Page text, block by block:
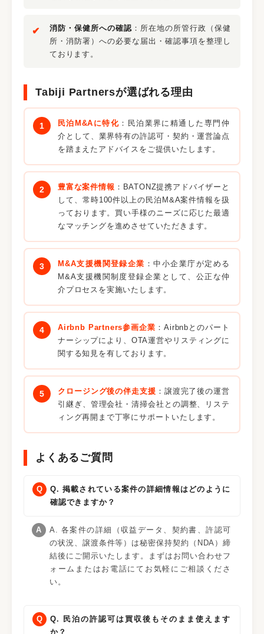
消防・保健所への確認 ：所在地の所管行政（保健
所・消防署）への必要な届出・確認事項を整理し
ております。
Tabiji Partnersが選ばれる理由
民泊M&Aに特化 ：民泊業界に精通した専門仲
介として、業界特有の許認可・契約・運営論点
を踏まえたアドバイスをご提供いたします。
豊富な案件情報 ：BATONZ提携アドバイザーと
して、常時100件以上の民泊M&A案件情報を扱
っております。買い手様のニーズに応じた最適
なマッチングを進めさせていただきます。
M&A支援機関登録企業 ：中小企業庁が定める
M&A支援機関制度登録企業として、公正な仲
介プロセスを実施いたします。
Airbnb Partners参画企業 ：Airbnbとのパート
ナーシップにより、OTA運営やリスティングに
関する知見を有しております。
クロージング後の伴走支援 ：譲渡完了後の運営
引継ぎ、管理会社・清掃会社との調整、リステ
ィング再開まで丁寧にサポートいたします。
よくあるご質問
Q. 掲載されている案件の詳細情報はどのように
確認できますか？
A. 各案件の詳細（収益データ、契約書、許認可
の状況、譲渡条件等）は秘密保持契約（NDA）締
結後にご開示いたします。まずはお問い合わせフ
ォームまたはお電話にてお気軽にご相談くださ
い。
Q. 民泊の許認可は買収後もそのまま使えます
か？